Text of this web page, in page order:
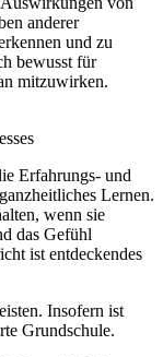
anderer
und zu
bewusst für
mitzuwirken.
Erfahrungs- und
Lernen.
wenn sie
das Gefühl
ist entdeckendes
Insofern ist
Grundschule.